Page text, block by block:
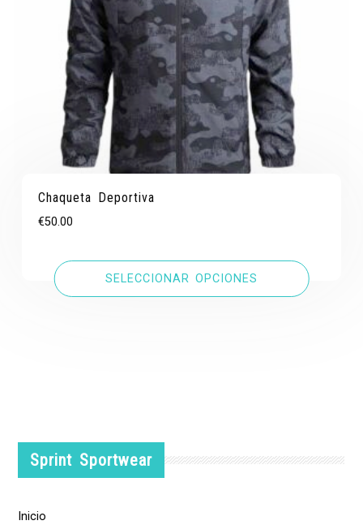
Chaqueta Deportiva
€50.00
SELECCIONAR OPCIONES
Sprint Sportwear
Inicio